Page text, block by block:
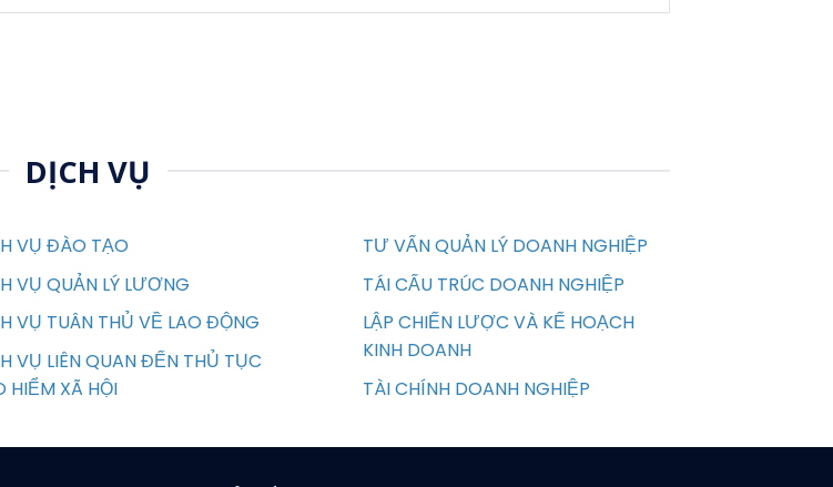
DỊCH VỤ
VỤ ĐÀO TẠO
VỤ QUẢN LÝ LƯƠNG
VỤ TUÂN THỦ VỀ LAO ĐỘNG
VỤ LIÊN QUAN ĐẾN THỦ TỤC
HIỂM XÃ HỘI
TƯ VẤN QUẢN LÝ DOANH NGHIỆP
TÁI CẤU TRÚC DOANH NGHIỆP
LẬP CHIẾN LƯỢC VÀ KẾ HOẠCH
KINH DOANH
TÀI CHÍNH DOANH NGHIỆP